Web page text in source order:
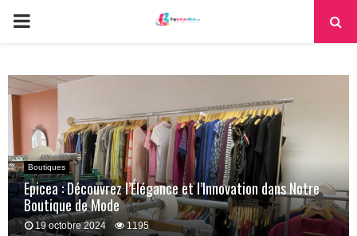
PRIMARY
Boutiques
Epicea : Découvrez l’Élégance et l’Innovation dans Notre
Boutique de Mode
19 octobre 2024 1195